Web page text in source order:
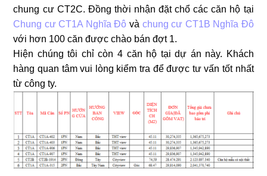
chung cư CT2C. Đồng thời nhận đặt chổ các căn hộ tại
Chung cư CT1A Nghĩa Đô và chung cư CT1B Nghĩa Đô
với hơn 100 căn được chào bán đợt 1.
Hiện chúng tôi chỉ còn 4 căn hộ tại dự án này. Khách
hàng quan tâm vui lòng kiểm tra để được tư vấn tốt nhất
từ công ty.